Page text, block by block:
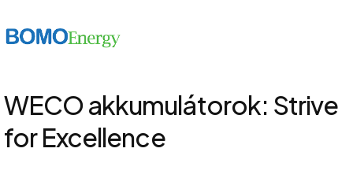
WECO akkumulátorok: Strive
for Excellence